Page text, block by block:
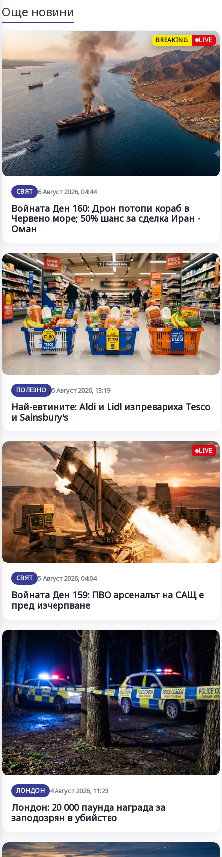
Още новини
BREAKING LIVE
СВЯТ 6 Август 2026, 04:44
Войната Ден 160: Дрон потопи кораб в
Червено море; 50% шанс за сделка Иран -
Оман
ПОЛЕЗНО 5 Август 2026, 13:19
Най-евтините: Aldi и Lidl изпревариха Tesco
и Sainsbury's
LIVE
СВЯТ 5 Август 2026, 04:04
Войната Ден 159: ПВО арсеналът на САЩ е
пред изчерпване
ЛОНДОН 4 Август 2026, 11:23
Лондон: 20 000 паунда награда за
заподозрян в убийство